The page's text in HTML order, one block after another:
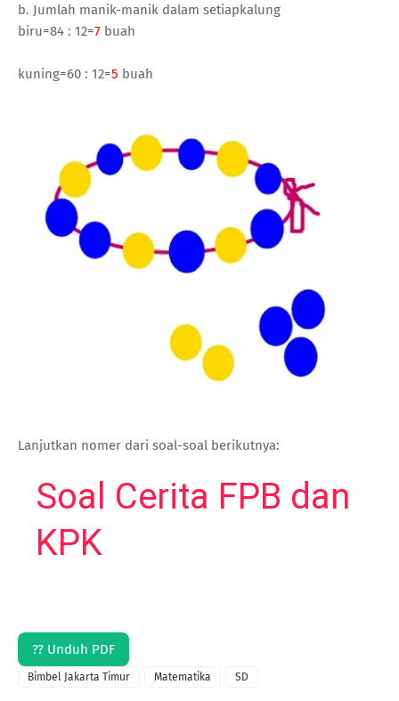
b. Jumlah manik-manik dalam setiapkalung
biru=84 : 12=7 buah
kuning=60 : 12=5 buah
Lanjutkan nomer dari soal-soal berikutnya:
Soal Cerita FPB dan
KPK
?? Unduh PDF
Bimbel Jakarta Timur Matematika SD